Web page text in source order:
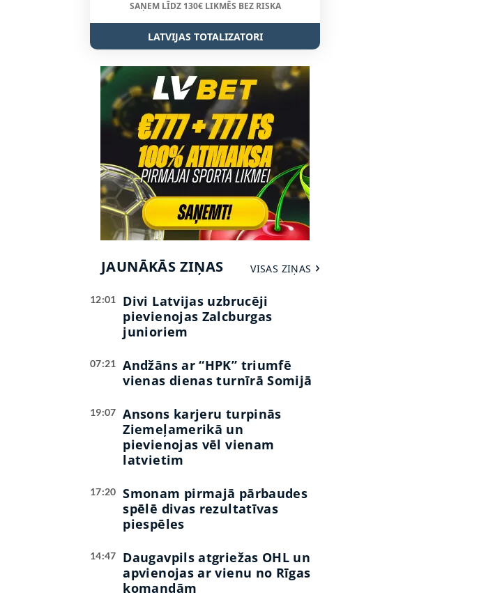
SAŅEM LĪDZ 130€ LIKMĒS BEZ RISKA
LATVIJAS TOTALIZATORI
JAUNĀKĀS ZIŅAS VISAS ZIŅAS
12:01
Divi Latvijas uzbrucēji
pievienojas Zalcburgas
junioriem
07:21
Andžāns ar “HPK” triumfē
vienas dienas turnīrā Somijā
19:07
Ansons karjeru turpinās
Ziemeļamerikā un
pievienojas vēl vienam
latvietim
17:20
Smonam pirmajā pārbaudes
spēlē divas rezultatīvas
piespēles
14:47
Daugavpils atgriežas OHL un
apvienojas ar vienu no Rīgas
komandām